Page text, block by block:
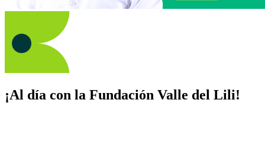
¡Al día con la Fundación Valle del Lili!